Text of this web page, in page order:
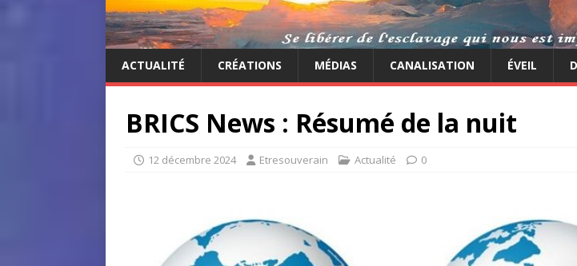
ACTUALITÉ CRÉATIONS MÉDIAS CANALISATION ÉVEIL
BRICS News : Résumé de la nuit
12 décembre 2024 Etresouverain Actualité 0